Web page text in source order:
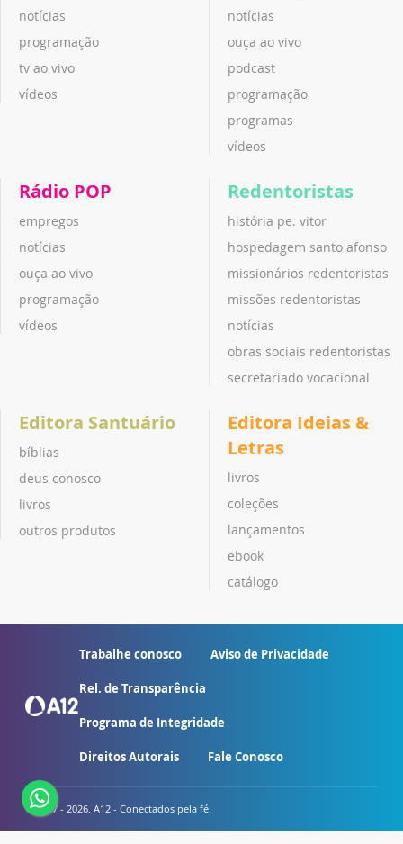
notícias
programação
tv ao vivo
vídeos
notícias
ouça ao vivo
podcast
programação
programas
vídeos
Rádio POP
empregos
notícias
ouça ao vivo
programação
vídeos
Redentoristas
história pe. vitor
hospedagem santo afonso
missionários redentoristas
missões redentoristas
notícias
obras sociais redentoristas
secretariado vocacional
Editora Santuário
bíblias
deus conosco
livros
outros produtos
Editora Ideias &
Letras
livros
coleções
lançamentos
ebook
catálogo
Trabalhe conosco Aviso de Privacidade
Rel. de Transparência
Programa de Integridade
Direitos Autorais Fale Conosco
© 2007 - 2026. A12 - Conectados pela fé.